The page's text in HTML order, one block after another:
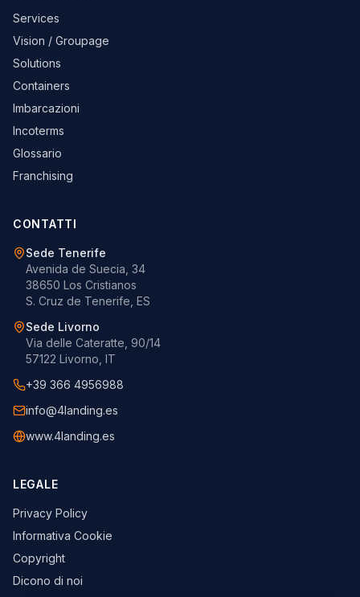
Services
Vision / Groupage
Solutions
Containers
Imbarcazioni
Incoterms
Glossario
Franchising
CONTATTI
Sede Tenerife
Avenida de Suecia, 34
38650 Los Cristianos
S. Cruz de Tenerife, ES
Sede Livorno
Via delle Cateratte, 90/14
57122 Livorno, IT
+39 366 4956988
info@4landing.es
www.4landing.es
LEGALE
Privacy Policy
Informativa Cookie
Copyright
Dicono di noi